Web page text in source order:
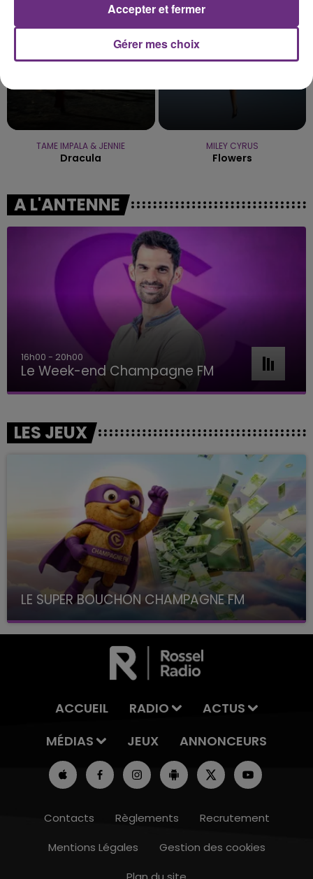
TAME IMPALA & JENNIE
Dracula
MILEY CYRUS
Flowers
A L'ANTENNE
16h00 - 20h00
Le Week-end Champagne FM
LES JEUX
LE SUPER BOUCHON CHAMPAGNE FM
avec La Famille Champagne FM, à 8H10
ACCUEIL RADIO
ACTUS
MÉDIAS
JEUX ANNONCEURS
Contacts Règlements
Recrutement
Mentions Légales
Gestion des cookies
Gérer mes choix
Accepter et fermer